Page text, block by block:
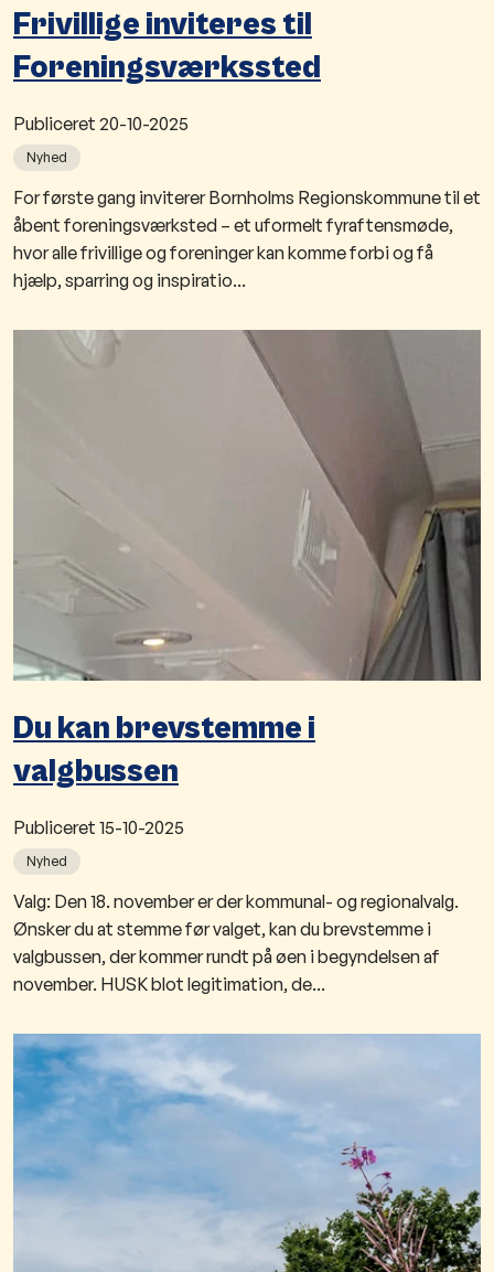
Frivillige inviteres til
Foreningsværkssted
Publiceret 20-10-2025
Nyhed
​​For første gang inviterer Bornholms Regionskommune til et
åbent foreningsværksted – et uformelt fyraftensmøde,
hvor alle frivillige og foreninger kan komme ​forbi og få
hjælp, sparring og inspiratio...
Du kan brevstemme i
valgbussen
Publiceret 15-10-2025
Nyhed
Valg: Den 18. november er der kommunal- og regionalvalg.
Ønsker du at stemme før valget, kan du brevstemme i
valgbussen​, der kommer rundt på øen i begyndelsen af
november. HUSK blot legitimation, de...